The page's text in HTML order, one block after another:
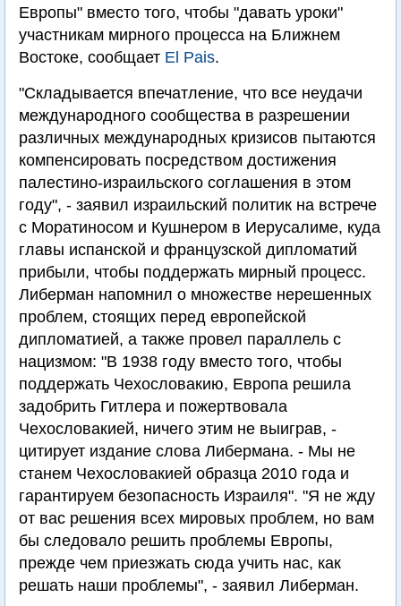
Европы" вместо того, чтобы "давать уроки"
участникам мирного процесса на Ближнем
Востоке, сообщает El Pais.
"Складывается впечатление, что все неудачи
международного сообщества в разрешении
различных международных кризисов пытаются
компенсировать посредством достижения
палестино-израильского соглашения в этом
году", - заявил израильский политик на встрече
с Моратиносом и Кушнером в Иерусалиме, куда
главы испанской и французской дипломатий
прибыли, чтобы поддержать мирный процесс.
Либерман напомнил о множестве нерешенных
проблем, стоящих перед европейской
дипломатией, а также провел параллель с
нацизмом: "В 1938 году вместо того, чтобы
поддержать Чехословакию, Европа решила
задобрить Гитлера и пожертвовала
Чехословакией, ничего этим не выиграв, -
цитирует издание слова Либермана. - Мы не
станем Чехословакией образца 2010 года и
гарантируем безопасность Израиля". "Я не жду
от вас решения всех мировых проблем, но вам
бы следовало решить проблемы Европы,
прежде чем приезжать сюда учить нас, как
решать наши проблемы", - заявил Либерман.